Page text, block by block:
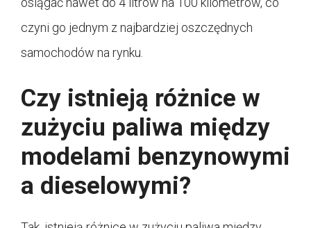
czyni go jednym z najbardziej oszczędnych
samochodów na rynku.
Czy istnieją różnice w
zużyciu paliwa między
modelami benzynowymi
a dieselowymi?